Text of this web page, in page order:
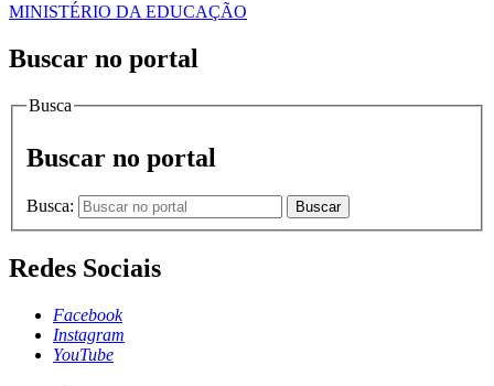
MINISTÉRIO DA EDUCAÇÃO
Buscar no portal
Busca
Buscar no portal
Busca: Buscar
Redes Sociais
Facebook
Instagram
YouTube